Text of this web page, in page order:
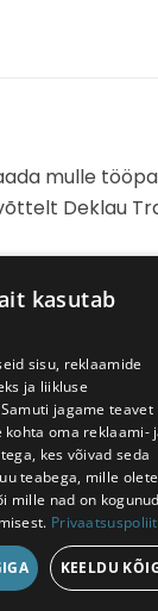
mulle
Deklau
kasutab
sisu, reklaamide
ja liikluse
jagame teavet
oma reklaami-
kes võivad seda
teabega, mille olete
mille nad on
KEELDU